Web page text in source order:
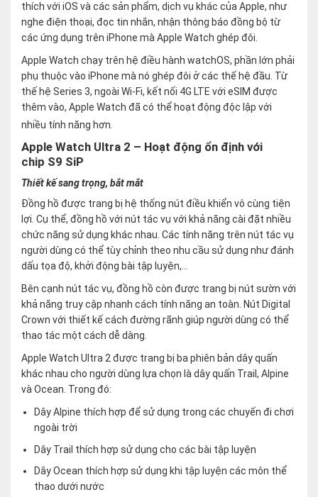
thích với iOS và các sản phẩm, dịch vụ khác của Apple, như
nghe điện thoại, đọc tin nhắn, nhận thông báo đồng bộ từ
các ứng dụng trên iPhone mà Apple Watch ghép đôi.
Apple Watch chạy trên hệ điều hành watchOS, phần lớn phải
phụ thuộc vào iPhone mà nó ghép đôi ở các thế hệ đầu. Từ
thế hệ Series 3, ngoài Wi-Fi, kết nối 4G LTE với eSIM được
thêm vào, Apple Watch đã có thể hoạt động độc lập với
nhiều tính năng hơn.
Apple Watch Ultra 2 – Hoạt động ổn định với
chip S9 SiP
Thiết kế sang trọng, bắt mắt
Đồng hồ được trang bị hệ thống nút điều khiển vô cùng tiện
lợi. Cụ thể, đồng hồ với nút tác vụ với khả năng cài đặt nhiều
chức năng sử dụng khác nhau. Các tính năng trên nút tác vụ
người dùng có thể tùy chỉnh theo nhu cầu sử dụng như đánh
dấu tọa độ, khởi động bài tập luyện,…
Bên cạnh nút tác vụ, đồng hồ còn được trang bị nút sườn với
khả năng truy cập nhanh cách tính năng an toàn. Nút Digital
Crown với thiết kế cách đường rãnh giúp người dùng có thể
thao tác một cách dễ dàng.
Apple Watch Ultra 2 được trang bị ba phiên bản dây quấn
khác nhau cho người dùng lựa chọn là dây quấn Trail, Alpine
và Ocean. Trong đó:
Dây Alpine thích hợp để sử dụng trong các chuyến đi chơi
ngoài trời
Dây Trail thích hợp sử dụng cho các bài tập luyện
Dây Ocean thích hợp sử dụng khi tập luyện các môn thể
thao dưới nước